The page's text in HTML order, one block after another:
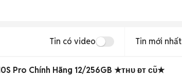
Tin có video Tin mới nhất
Pro Chính Hãng 12/256GB ★ᴛʜᴜ ᴆᴛ ᴄᴜ̃★